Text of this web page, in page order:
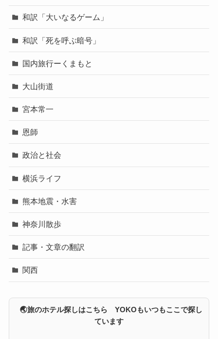
和訳「大いなるゲーム」
和訳「死を呼ぶ暗号」
国内旅行ーくまもと
大山街道
宮本常一
恩師
政治と社会
横浜ライフ
熊本地震・水害
神奈川散歩
記事・文章の翻訳
関西
🌏旅のホテル探しはこちら YOKOもいつもここで探し
ています